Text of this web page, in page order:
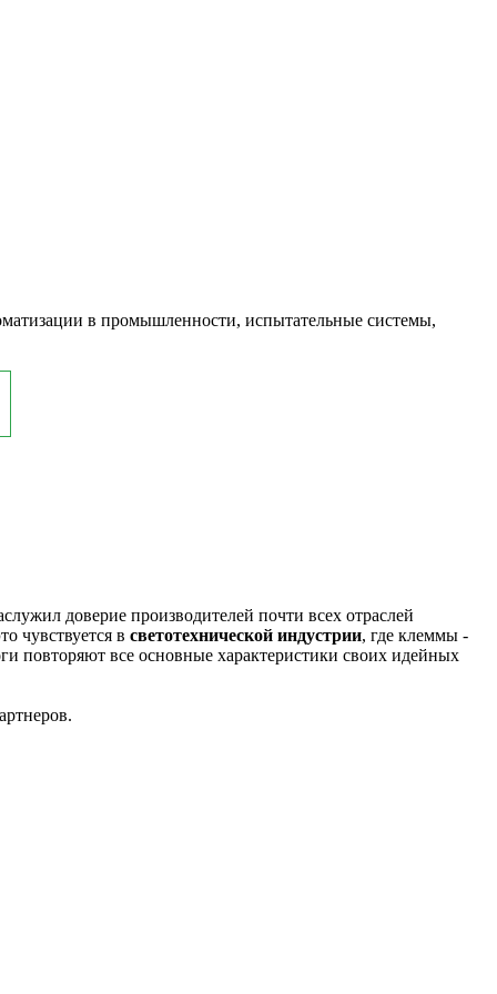
в промышленности, испытательные системы,
доверие производителей почти всех отраслей
чувствуется в светотехнической индустрии, где клеммы -
повторяют все основные характеристики своих идейных